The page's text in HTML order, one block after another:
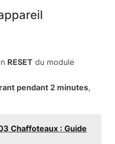
RESET du module
pendant 2 minutes,
Chaffoteaux : Guide